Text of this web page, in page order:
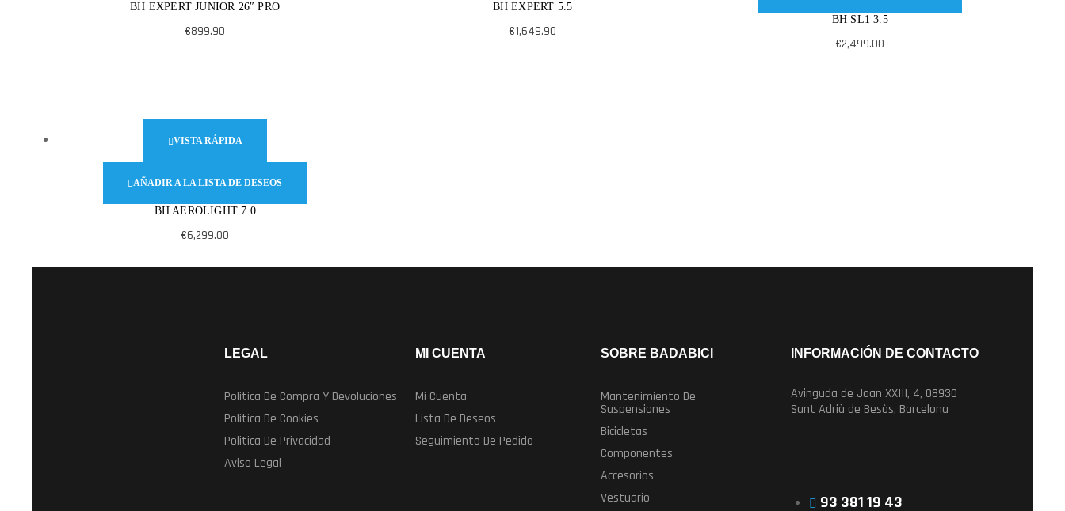
BH EXPERT JUNIOR 26″ PRO
€899.90
BH EXPERT 5.5
€1,649.90
BH SL1 3.5
€2,499.00
VISTA RÁPIDA
AÑADIR A LA LISTA DE DESEOS
BH AEROLIGHT 7.0
€6,299.00
LEGAL
Politica De Compra Y Devoluciones
Politica De Cookies
Politica De Privacidad
Aviso Legal
MI CUENTA
Mi Cuenta
Lista De Deseos
Seguimiento De Pedido
SOBRE BADABICI
Mantenimiento De
Suspensiones
Bicicletas
Componentes
Accesorios
Vestuario
INFORMACIÓN DE CONTACTO
Avinguda de Joan XXIII, 4, 08930
Sant Adrià de Besòs, Barcelona
93 381 19 43